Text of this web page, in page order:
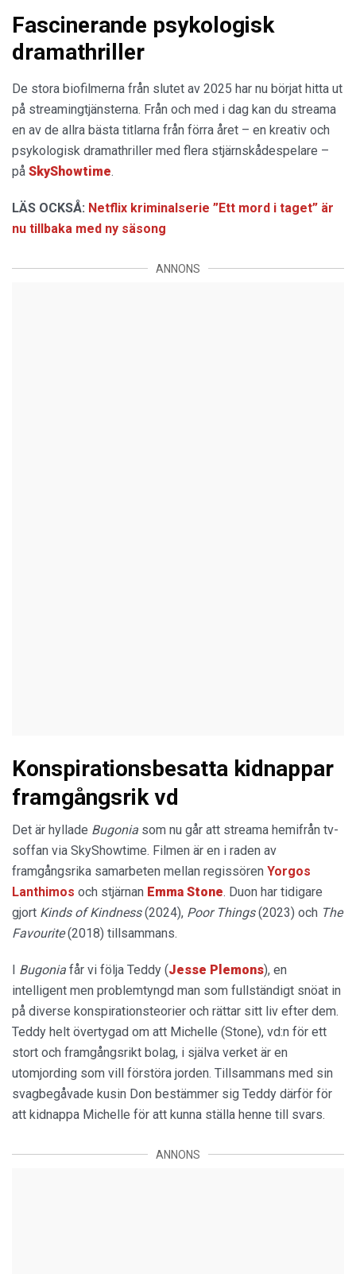
Fascinerande psykologisk
dramathriller
De stora biofilmerna från slutet av 2025 har nu börjat hitta ut
på streamingtjänsterna. Från och med i dag kan du streama
en av de allra bästa titlarna från förra året – en kreativ och
psykologisk dramathriller med flera stjärnskådespelare –
på SkyShowtime.
LÄS OCKSÅ: Netflix kriminalserie ”Ett mord i taget” är
nu tillbaka med ny säsong
ANNONS
Konspirationsbesatta kidnappar
framgångsrik vd
Det är hyllade Bugonia som nu går att streama hemifrån tv-
soffan via SkyShowtime. Filmen är en i raden av
framgångsrika samarbeten mellan regissören Yorgos
Lanthimos och stjärnan Emma Stone. Duon har tidigare
gjort Kinds of Kindness(2024), Poor Things(2023) och The
Favourite(2018) tillsammans.
I Bugonia får vi följa Teddy (Jesse Plemons), en
intelligent men problemtyngd man som fullständigt snöat in
på diverse konspirationsteorier och rättar sitt liv efter dem.
Teddy helt övertygad om att Michelle (Stone), vd:n för ett
stort och framgångsrikt bolag, i själva verket är en
utomjording som vill förstöra jorden. Tillsammans med sin
svagbegåvade kusin Don bestämmer sig Teddy därför för
att kidnappa Michelle för att kunna ställa henne till svars.
ANNONS